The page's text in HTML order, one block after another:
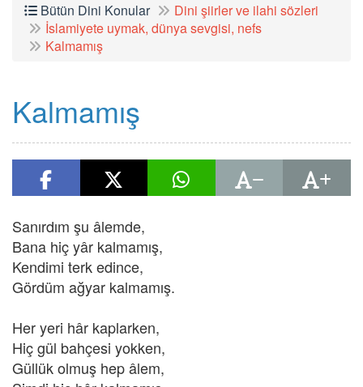
Bütün Dini Konular
Dini şiirler ve ilahi sözleri
İslamiyete uymak, dünya sevgisi, nefs
Kalmamış
Kalmamış
Sanırdım şu âlemde,
Bana hiç yâr kalmamış,
Kendimi terk edince,
Gördüm ağyar kalmamış.
Her yeri hâr kaplarken,
Hiç gül bahçesi yokken,
Güllük olmuş hep âlem,